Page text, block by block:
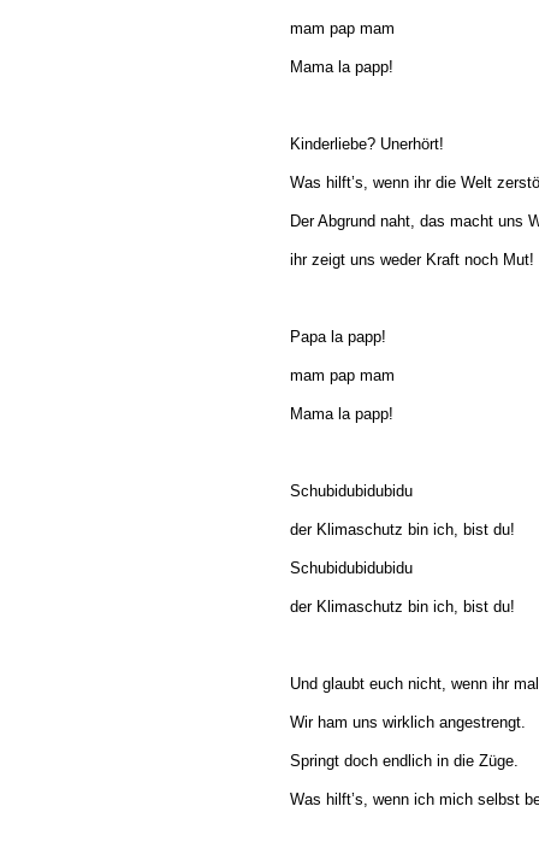
mam pap mam
Mama la papp!
Kinderliebe? Unerhört!
Was hilft’s, wenn ihr die Welt
Der Abgrund naht, das macht uns
ihr zeigt uns weder Kraft noch Mut!
Papa la papp!
mam pap mam
Mama la papp!
Schubidubidubidu
der Klimaschutz bin ich, bist du!
Schubidubidubidu
der Klimaschutz bin ich, bist du!
Und glaubt euch nicht, wenn ihr
Wir ham uns wirklich angestrengt.
Springt doch endlich in die Züge.
Was hilft’s, wenn ich mich selbst